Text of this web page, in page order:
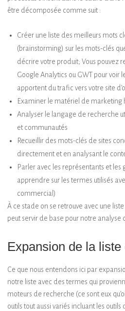
être décomposée comme suit :
Créer une liste des meilleurs mots
(brainstorming) sur les mots-clés
décrire votre produit; Vous pouvez
Google Analytics ou GWT pour voir
apportent du trafic vers votre site
Examiner le matériel de marketing
Analyser le langage de recherche
et communautés
Recueillir des mots-clés de sites
directement et en analysant le
Parler avec les représentants et
apprendre sur les termes utilisés
commercial)
À ce stade on se retrouve avec une
peut servir de base pour notre analyse
Expansion de la
Ce que nous entendons ici par
notre liste avec des termes qui
moteurs de recherche (ce sont eux
outils tout aussi variés incluant les